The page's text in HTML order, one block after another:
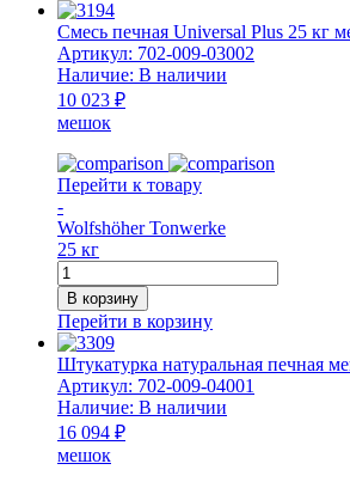
Смесь печная Universal Plus 25 кг
Артикул: 702-009-03002
Наличие: В наличии
10 023 ₽
мешок
Перейти к товару
-
Wolfshöher Tonwerke
25 кг
Количество
товара
Смесь
печная
Universal
Plus
25
кг
мешок
WT
В корзину
Перейти в корзину
Штукатурка натуральная печная
Артикул: 702-009-04001
Наличие: В наличии
16 094 ₽
мешок